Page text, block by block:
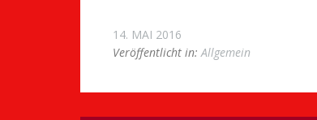
14. MAI 2016
Veröffentlicht in: Allgemein